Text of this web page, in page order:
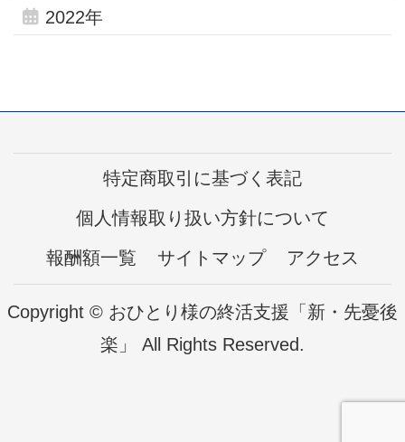
2022年
特定商取引に基づく表記
個人情報取り扱い方針について
報酬額一覧
サイトマップ アクセス
Copyright © おひとり様の終活支援「新・先憂後
楽」 All Rights Reserved.